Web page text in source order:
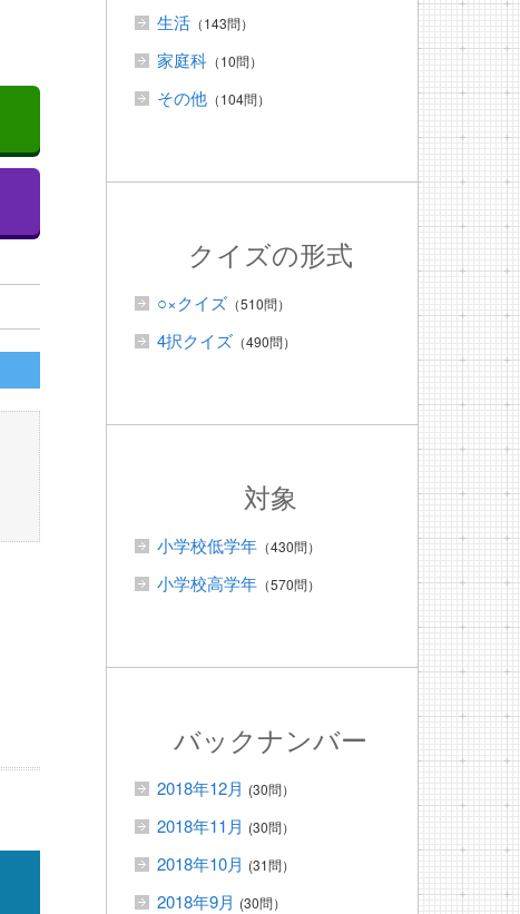
生活 （143問）
家庭科 （10問）
その他 （104問）
クイズの形式
○×クイズ （510問）
4択クイズ （490問）
対象
小学校低学年 （430問）
小学校高学年 （570問）
バックナンバー
2018年12月 (30問）
2018年11月 (30問）
2018年10月 (31問）
2018年9月 (30問）